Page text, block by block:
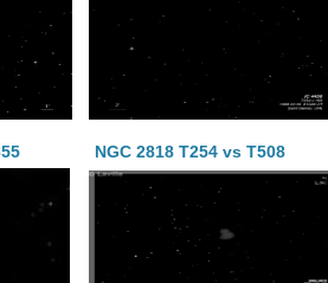
NGC 2818 T254 vs T508